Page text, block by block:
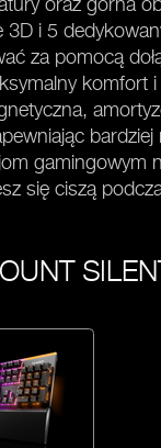
3D i 5
za pomocą
komfort
gamingowym
się ciszą